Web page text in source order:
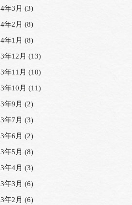
年3月 (3)
年2月 (8)
年1月 (8)
年12月 (13)
年11月 (10)
年10月 (11)
年9月 (2)
年7月 (3)
年6月 (2)
年5月 (8)
年4月 (3)
年3月 (6)
年2月 (6)